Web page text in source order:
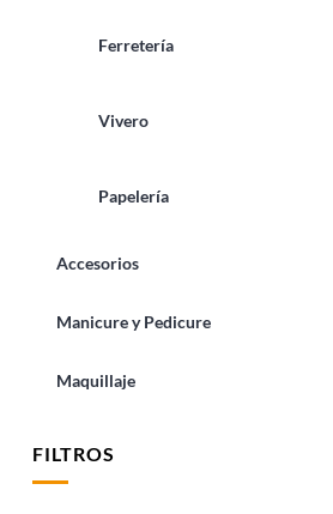
Ferretería
Vivero
Papelería
Accesorios
Manicure y Pedicure
Maquillaje
FILTROS